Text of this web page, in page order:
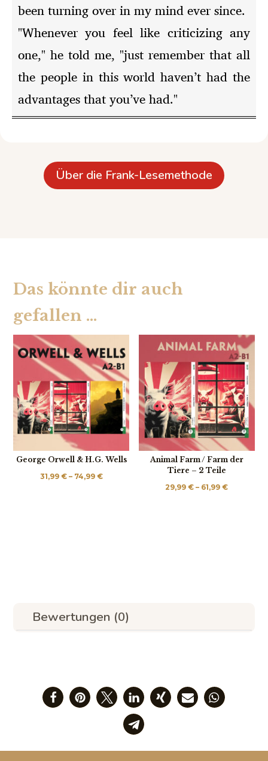
been turning over in my mind ever since.
"Whenever you feel like criticizing any
one," he told me, "just remember that all
the people in this world haven’t had the
advantages that you’ve had."
Über die Frank-Lesemethode
Das könnte dir auch
gefallen …
George Orwell & H.G. Wells
31,99 € – 74,99 €Preisspanne:
Animal Farm / Farm der
Tiere – 2 Teile
29,99€ – 61,99€
Bewertungen (0)